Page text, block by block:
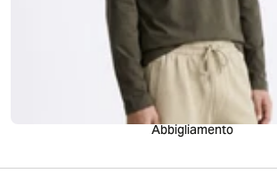
Abbigliamento